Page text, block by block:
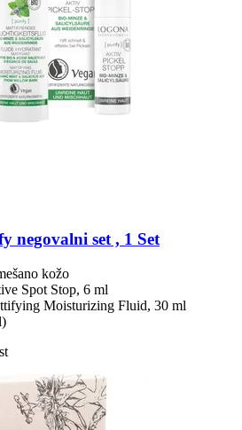
negovalni set , 1 Set
kožo
Spot Stop, 6 ml
Moisturizing Fluid, 30 ml